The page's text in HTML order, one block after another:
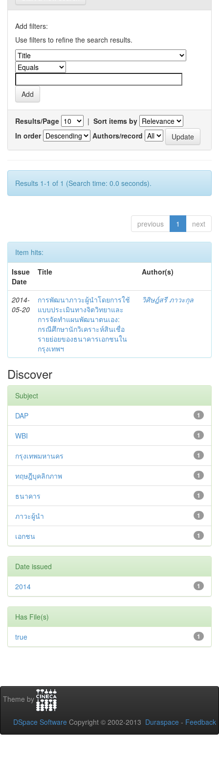
Add filters:
Use filters to refine the search results.
Results/Page | Sort items by
In order
Authors/record
Results 1-1 of 1 (Search time: 0.0 seconds).
previous 1 next
Item hits:
Issue
Date
Title Author(s)
2014-
05-20
การพัฒนาภาวะผู้นำโดยการใช้
แบบประเมินทางจิตวิทยาและ
การจัดทำแผนพัฒนาตนเอง:
กรณีศึกษานักวิเคราะห์สินเชื่อ
รายย่อยของธนาคารเอกชนใน
กรุงเทพฯ
วิศิษฎ์สรี ภาวะกุล
Discover
Subject
1
DAP
1
WBI
1
กรุงเทพมหานคร
1
ทฤษฎีบุคลิกภาพ
1
ธนาคาร
1
ภาวะผู้นำ
1
เอกชน
Date issued
1
2014
Has File(s)
1
true
Theme by
DSpace Software Copyright © 2002-2013 Duraspace - Feedback